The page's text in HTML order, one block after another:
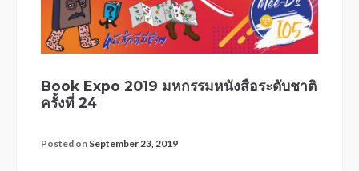
Book Expo 2019 มหกรรมหนังสือระดับชาติ
ครั้งที่ 24
Posted on September 23, 2019